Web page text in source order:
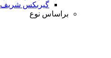
گیربکس شریف
براساس نوع